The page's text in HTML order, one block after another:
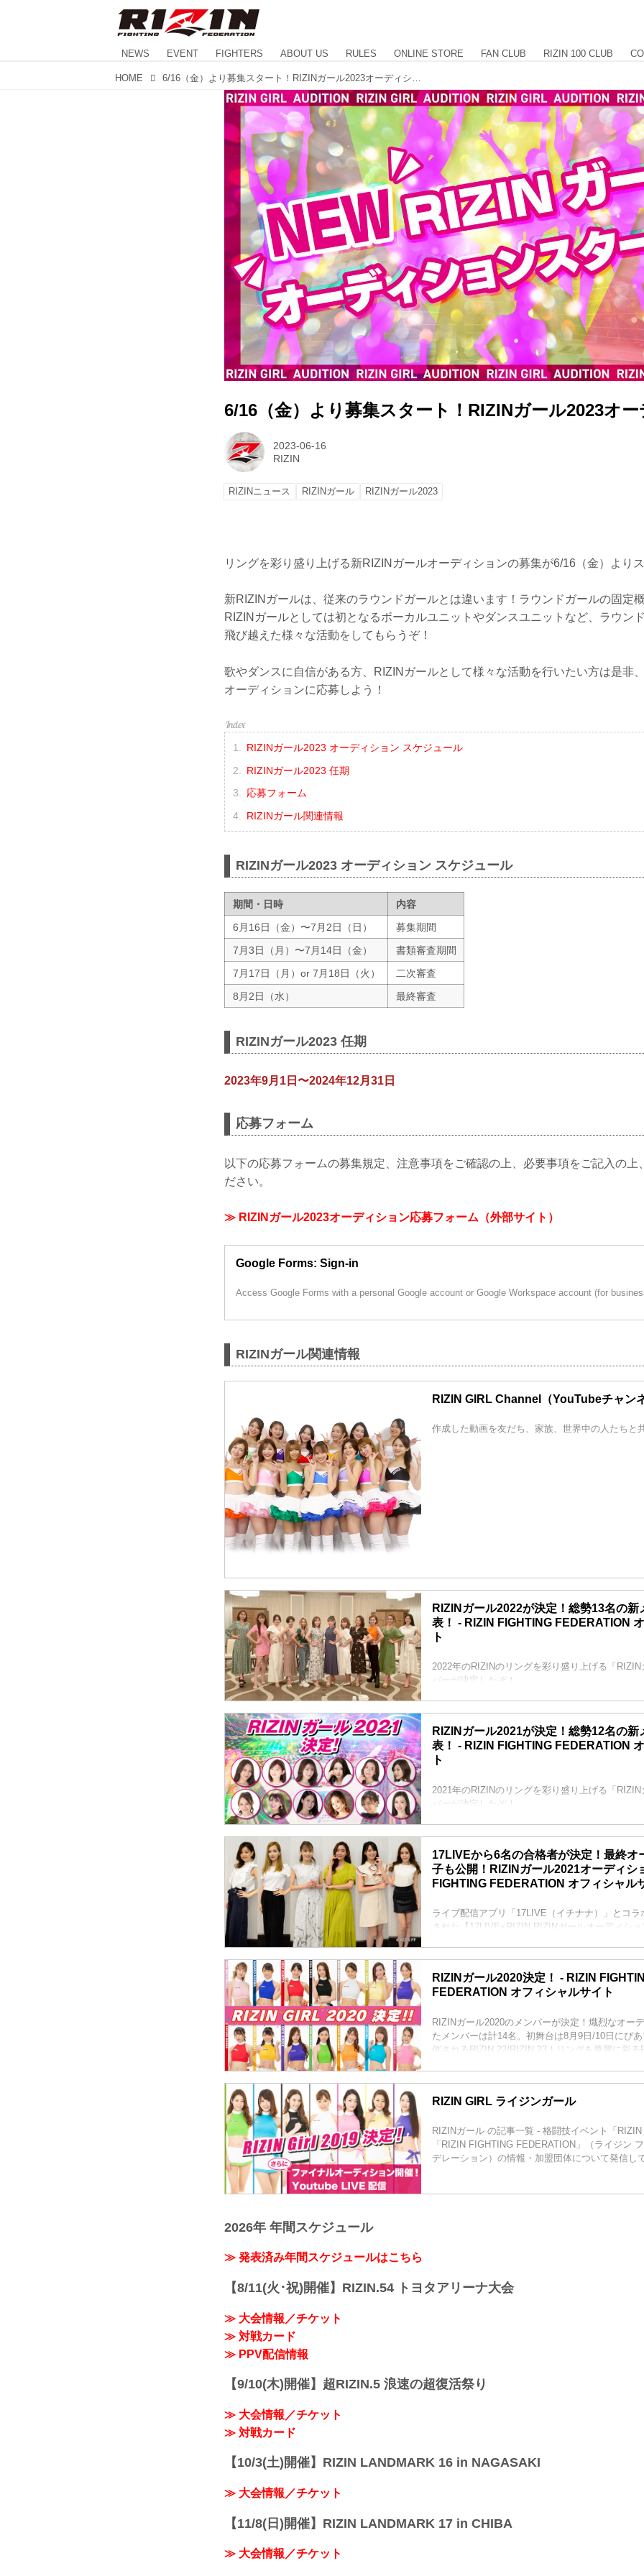
NEWS EVENT FIGHTERS ABOUT US RULES ONLINE STORE FAN CLUB RIZIN 100 CLUB
HOME
6/16（金）より募集スタート！RIZINガール2023オ
2023-06-16
RIZIN
RIZINニュース RIZINガール RIZINガール2023
リングを彩り盛り上げる新RIZINガールオーディションの募集が6/16（金）より
新RIZINガールは、従来のラウンドガールとは違います！ラウンドガールの固定概
RIZINガールとしては初となるボーカルユニットやダンスユニットなど、ラウン
飛び越えた様々な活動をしてもらうぞ！
歌やダンスに自信がある方、RIZINガールとして様々な活動を行いたい方は是非
オーディションに応募しよう！
RIZINガール2023 オーディション スケジュール
RIZINガール2023 任期
応募フォーム
RIZINガール関連情報
RIZINガール2023 オーディション スケジュール
期間・日時
内容
6月16日（金）〜7月2日（日）
募集期間
7月3日（月）〜7月14日（金）
書類審査期間
7月17日（月）or 7月18日（火）
二次審査
8月2日（水）
最終審査
RIZINガール2023 任期
2023年9月1日〜2024年12月31日
応募フォーム
以下の応募フォームの募集規定、注意事項をご確認の上、必要事項をご記入の上
ださい。
≫ RIZINガール2023オーディション応募フォーム（外部サイト）
Google Forms: Sign-in
Access Google Forms with a personal Google account or Google Workspace account (for
RIZINガール関連情報
RIZIN GIRL Channel（YouTubeチャンネ
作成した動画を友だち、家族、世界中の人たちと
RIZINガール2022が決定！総勢13名の新
表！ - RIZIN FIGHTING FEDERATION
ト
2022年のRIZINのリングを彩り盛り上げる「RIZIN
バーが決定したぞ！
RIZIN公式投票オーディション、LINE LIVE、
た！
彼女たちの初舞台は、9月の予定だ！リングを華
2022を、みんなで応援しよう！
荒井つかさ
荒井つかさ
RIZINガール2021が決定！総勢12名の新
表！ - RIZIN FIGHTING FEDERATION
ト
2021年のRIZINのリングを彩り盛り上げる「
バーが決定したぞ！
【17LIVE×RIZIN RIZINガールオーディション
った。
彼女たちの初舞台は、9月19日（土）にさいたまス
催されるYogibo presents RIZIN.30のリングだ！リ
17LIVEから6名の合格者が決定！最終オ
子も公開！RIZINガール2021オーディシ
FIGHTING FEDERATION オフィシャル
ライブ配信アプリ「17LIVE（イチナナ）」とコラ
された【17LIVE×RIZIN RIZINガールオーディショ
最終的には11〜13名となる予定だ。
応募総数は約3,000人！イチナナライバー達がガチ
RIZINガール2020決定！ - RIZIN
FEDERATION オフィシャルサイト
RIZINガール2020のメンバーが決定！熾烈なオー
たメンバーは計14名。初舞台は8月9日/10日にぴ
催されるRIZIN.22/RIZIN.23！リングを華麗に彩る
T158・B78・W59・H83
instagram：r_candy11
去年に引き続き継続することが出来て嬉しいです
RIZIN GIRL ライジンガール
RIZINガール の記事一覧 - 格闘技イベント「RIZIN
「RIZIN FIGHTING FEDERATION」（ライジン
デレーション）の情報・加盟団体について発信し
2026年 年間スケジュール
≫ 発表済み年間スケジュールはこちら
【8/11(火･祝)開催】RIZIN.54 トヨタアリーナ大会
≫ 大会情報／チケット
≫ 対戦カード
≫ PPV配信情報
【9/10(木)開催】超RIZIN.5 浪速の超復活祭り
≫ 大会情報／チケット
≫ 対戦カード
【10/3(土)開催】RIZIN LANDMARK 16 in NAGASAKI
≫ 大会情報／チケット
【11/8(日)開催】RIZIN LANDMARK 17 in CHIBA
≫ 大会情報／チケット